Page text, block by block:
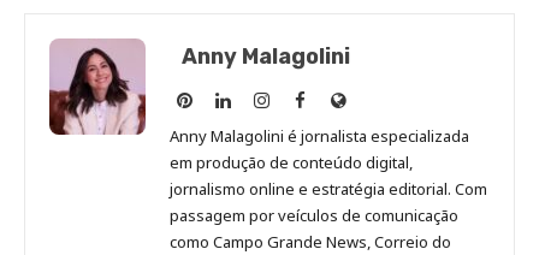
Anny Malagolini
Anny
Malagolini
no
Pinterest
Anny
Malagolini
no
LinkedIn
Anny
Malagolini
no
Instagram
Anny
Malagolini
no
Facebook
Site
de
Anny
Malagolini
Anny Malagolini é jornalista especializada
em produção de conteúdo digital,
jornalismo online e estratégia editorial. Com
passagem por veículos de comunicação
como Campo Grande News, Correio do